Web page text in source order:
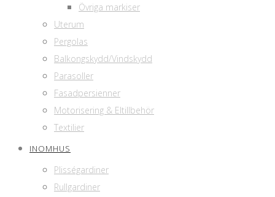
Övriga markiser
Uterum
Pergolas
Balkongskydd/Vindskydd
Parasoller
Fasadpersienner
Motorisering & Eltillbehör
Textilier
INOMHUS
Plisségardiner
Rullgardiner